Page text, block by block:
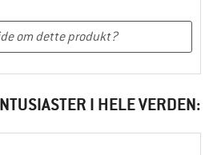
I HELE VERDEN: